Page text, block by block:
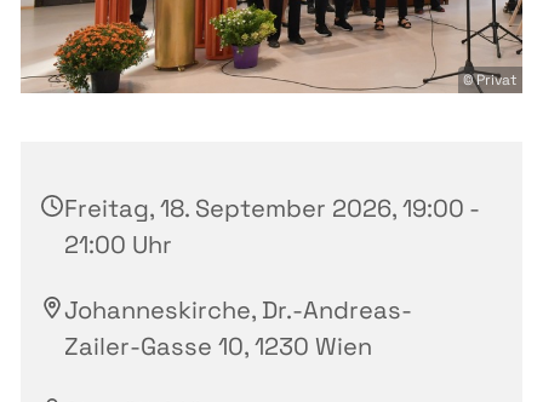
© Privat
Freitag, 18. September 2026, 19:00 -
21:00 Uhr
Johanneskirche, Dr.-Andreas-
Zailer-Gasse 10, 1230 Wien